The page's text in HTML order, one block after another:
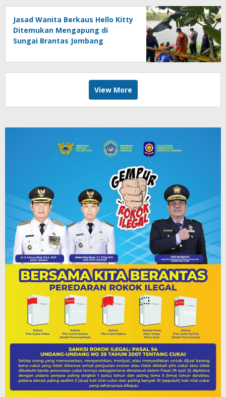
Jasad Wanita Berkaus Hello Kitty
Ditemukan Mengapung di
Sungai Brantas Jombang
View More